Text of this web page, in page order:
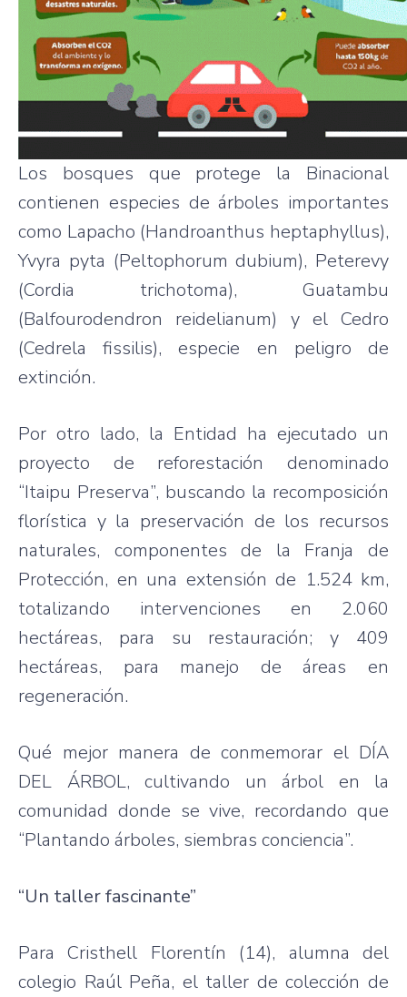
Los bosques que protege la Binacional
contienen especies de árboles importantes
como Lapacho (Handroanthus heptaphyllus),
Yvyra pyta (Peltophorum dubium), Peterevy
(Cordia trichotoma), Guatambu
(Balfourodendron reidelianum) y el Cedro
(Cedrela fissilis), especie en peligro de
extinción.
Por otro lado, la Entidad ha ejecutado un
proyecto de reforestación denominado
“Itaipu Preserva”, buscando la recomposición
florística y la preservación de los recursos
naturales, componentes de la Franja de
Protección, en una extensión de 1.524 km,
totalizando intervenciones en 2.060
hectáreas, para su restauración; y 409
hectáreas, para manejo de áreas en
regeneración.
Qué mejor manera de conmemorar el DÍA
DEL ÁRBOL, cultivando un árbol en la
comunidad donde se vive, recordando que
“Plantando árboles, siembras conciencia”.
“Un taller fascinante”
Para Cristhell Florentín (14), alumna del
colegio Raúl Peña, el taller de colección de